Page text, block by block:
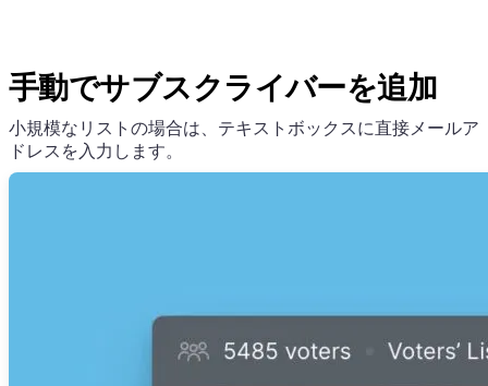
手動でサブスクライバーを追加
小規模なリストの場合は、テキストボックスに直接メールア
ドレスを入力します。